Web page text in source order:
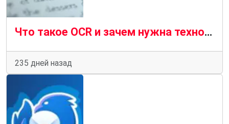
Что такое OCR и зачем нужна технология оптического распознавания текста
235 дней назад